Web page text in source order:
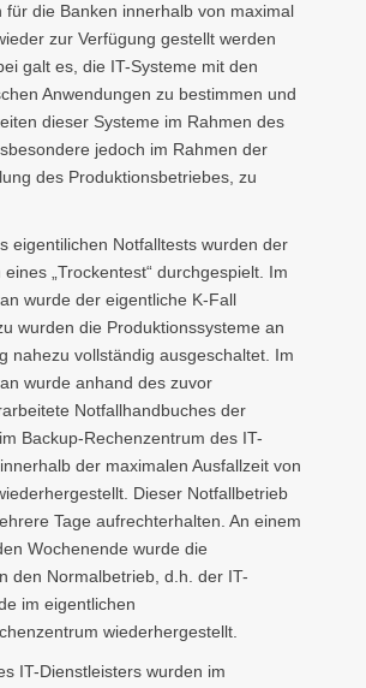
für die Banken innerhalb von maximal
zur Verfügung gestellt werden
galt es, die IT-Systeme mit den
Anwendungen zu bestimmen und
dieser Systeme im Rahmen des
jedoch im Rahmen der
des Produktionsbetriebes, zu
eigentilichen Notfalltests wurden der
„Trockentest“ durchgespielt. Im
wurde der eigentliche K-Fall
wurden die Produktionssysteme an
nahezu vollständig ausgeschaltet. Im
wurde anhand des zuvor
Notfallhandbuches der
Backup-Rechenzentrum des IT-
der maximalen Ausfallzeit von
Dieser Notfallbetrieb
Tage aufrechterhalten. An einem
Wochenende wurde die
den Normalbetrieb, d.h. der IT-
im eigentlichen
wiederhergestellt.
IT-Dienstleisters wurden im